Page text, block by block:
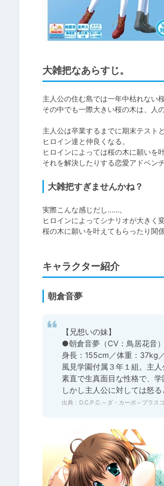
大雑把なあらすじ。
主人公の住む島では一年中枯れない
その中でも一際大きい桜の木は、人
主人公は卒業するまでに期末テスト
ヒロイン達と仲良くなる。
ヒロインによっては桜の木に願いを
それを解決したりする恋愛アドベンチ
大雑把すぎませんかね？
実際こんな感じだし……。
ヒロインによってシナリオが大きく
桜の木に願いを叶えてもらったり関
キャラクター紹介
朝倉音夢
【兄想いの妹】
●朝倉音夢（CV：鳥居花音）
身長：155cm／体重：37kg
風見学園付属３年１組。主人
素直で生真面目な性格で、学
出典： D.C.P.C.～ダ・カーポ～プラス